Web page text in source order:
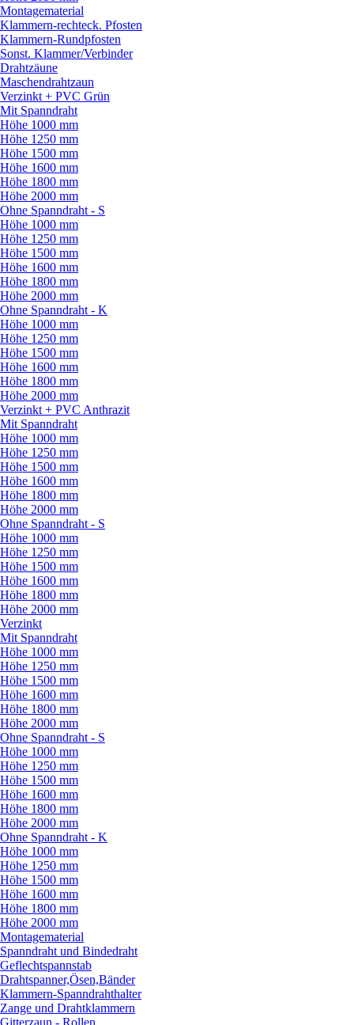
Montagematerial
Klammern-rechteck. Pfosten
Klammern-Rundpfosten
Sonst. Klammer/Verbinder
Drahtzäune
Maschendrahtzaun
Verzinkt + PVC Grün
Mit Spanndraht
Höhe 1000 mm
Höhe 1250 mm
Höhe 1500 mm
Höhe 1600 mm
Höhe 1800 mm
Höhe 2000 mm
Ohne Spanndraht - S
Höhe 1000 mm
Höhe 1250 mm
Höhe 1500 mm
Höhe 1600 mm
Höhe 1800 mm
Höhe 2000 mm
Ohne Spanndraht - K
Höhe 1000 mm
Höhe 1250 mm
Höhe 1500 mm
Höhe 1600 mm
Höhe 1800 mm
Höhe 2000 mm
Verzinkt + PVC Anthrazit
Mit Spanndraht
Höhe 1000 mm
Höhe 1250 mm
Höhe 1500 mm
Höhe 1600 mm
Höhe 1800 mm
Höhe 2000 mm
Ohne Spanndraht - S
Höhe 1000 mm
Höhe 1250 mm
Höhe 1500 mm
Höhe 1600 mm
Höhe 1800 mm
Höhe 2000 mm
Verzinkt
Mit Spanndraht
Höhe 1000 mm
Höhe 1250 mm
Höhe 1500 mm
Höhe 1600 mm
Höhe 1800 mm
Höhe 2000 mm
Ohne Spanndraht - S
Höhe 1000 mm
Höhe 1250 mm
Höhe 1500 mm
Höhe 1600 mm
Höhe 1800 mm
Höhe 2000 mm
Ohne Spanndraht - K
Höhe 1000 mm
Höhe 1250 mm
Höhe 1500 mm
Höhe 1600 mm
Höhe 1800 mm
Höhe 2000 mm
Montagematerial
Spanndraht und Bindedraht
Geflechtspannstab
Drahtspanner,Ösen,Bänder
Klammern-Spanndrahthalter
Zange und Drahtklammern
Gitterzaun - Rollen